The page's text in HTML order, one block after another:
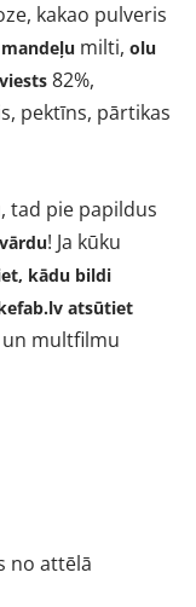
kakao pulveris
mandeļu milti, olu
82%,
pektīns, pārtikas
tad pie papildus
! Ja kūku
kādu bildi
atsūtiet
un multfilmu
no attēlā